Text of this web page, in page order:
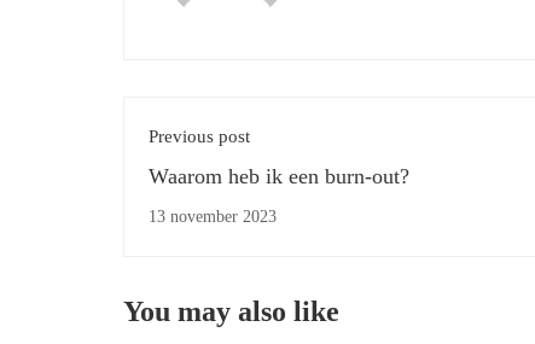
Previous post
Waarom heb ik een burn-out?
13 november 2023
You may also like